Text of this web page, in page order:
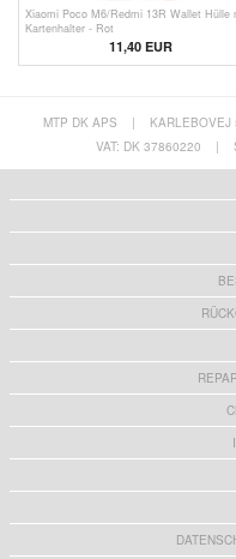
Xiaomi Poco M6/Redmi 13R Wallet Hülle
Kartenhalter - Rot
11,40EUR
MTP DK APS | KARLEBOVEJ
VAT: DK 37860220
|